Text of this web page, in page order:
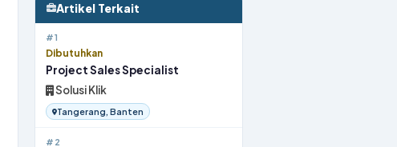
Artikel Terkait
#1
Dibutuhkan
Project Sales Specialist
Solusi Klik
Tangerang, Banten
#2